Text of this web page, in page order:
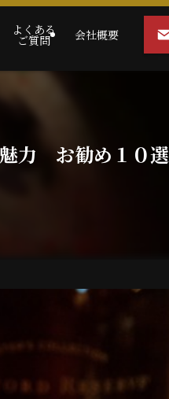
よくある
ご質問 会社概要
力 お勧め１０選